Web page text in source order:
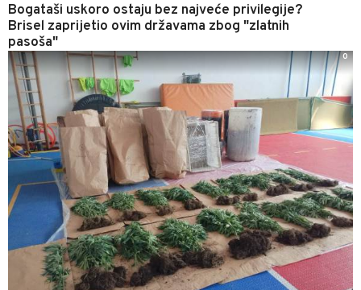
Bogataši uskoro ostaju bez najveće privilegije?
Brisel zaprijetio ovim državama zbog "zlatnih
pasoša"
0